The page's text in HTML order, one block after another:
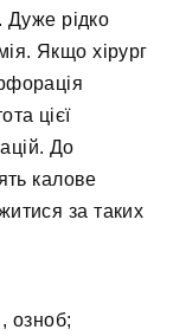
Дуже рідко
Якщо хірург
цієї
До
калове
за таких
озноб;